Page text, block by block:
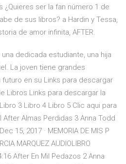
¿Quieres ser la fan número 1 de
de sus libros? a Hardin y Tessa,
de amor infinita, AFTER.
dedicada estudiante, una hija
La joven tiene grandes
en su Links para descargar
Libros Links para descargar la
3 Libro 4 Libro 5 Clic aqui para
Almas Perdidas 3 Anna Todd
15, 2017 · MEMORIA DE MIS P
MARQUEZ AUDIOLIBRO
After En Mil Pedazos 2 Anna